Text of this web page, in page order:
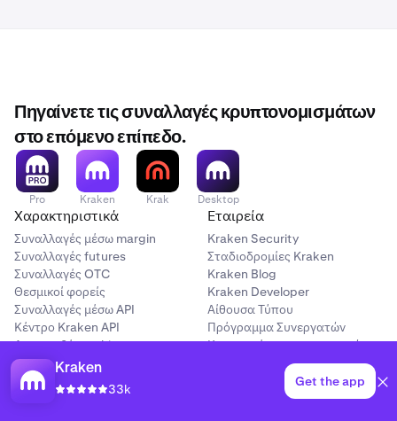
Kraken
33k Get the app
Πηγαίνετε τις συναλλαγές κρυπτονομισμάτων
στο επόμενο επίπεδο.
Pro Kraken Krak Desktop
Χαρακτηριστικά
Συναλλαγές μέσω margin
Συναλλαγές futures
Συναλλαγές OTC
Θεσμικοί φορείς
Συναλλαγές μέσω API
Κέντρο Kraken API
Ανταμοιβές staking
Αποστολή χρημάτων
Επαναλαμβανόμενες αγορές
Αγορά κρυπτονομίσματος
Εταιρεία
Kraken Security
Σταδιοδρομίες Kraken
Kraken Blog
Kraken Developer
Αίθουσα Τύπου
Πρόγραμμα Συνεργατών
Καταχωρίσεις περιουσιακών
Κατάσταση Kraken
Κέντρο υποστήριξης